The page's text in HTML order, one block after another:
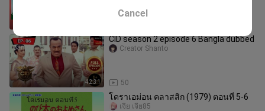
42:31
CID season 2 episode 6 Bangla dubbed
50
Creator Shanto
โดราเอม่อน คลาสสิก (1979) ตอนที่ 5-6
เจีย เจีย85
Cancel